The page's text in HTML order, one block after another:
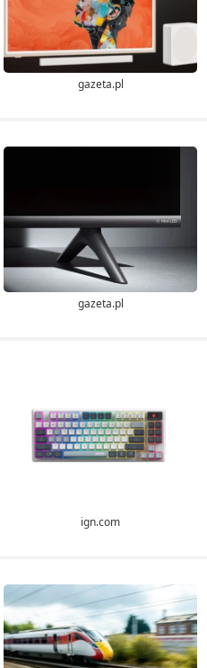
gazeta.pl
gazeta.pl
ign.com